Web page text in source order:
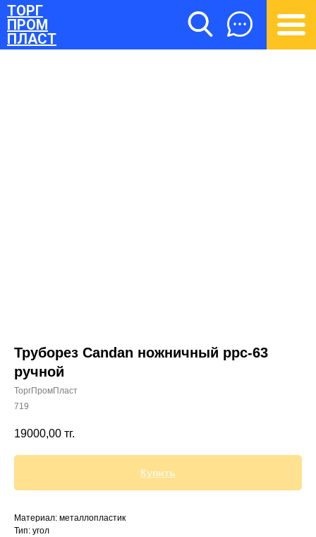
ТОРГ
ПРОМ
ПЛАСТ
(700) 730-70-73
Труборез Candan ножничный ppc-63
ручной
ТоргПромПласт
719
19000,00 тг.
Купить
Материал: металлопластик
Тип: угол